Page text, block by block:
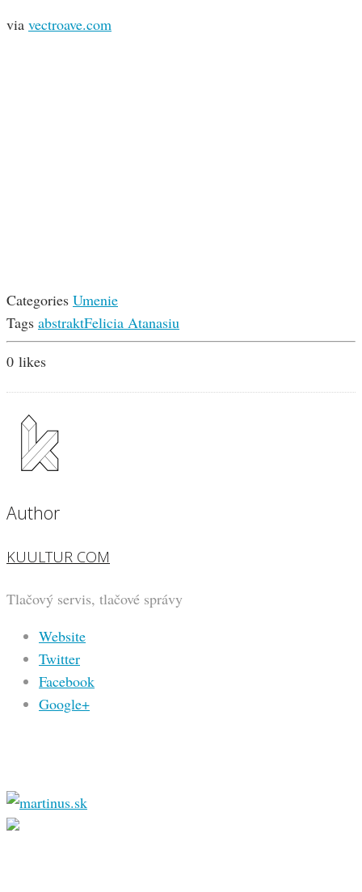
via vectroave.com
Categories Umenie
Tags abstraktFelicia Atanasiu
0 likes
Author
KUULTUR COM
Tlačový servis, tlačové správy
Website
Twitter
Facebook
Google+